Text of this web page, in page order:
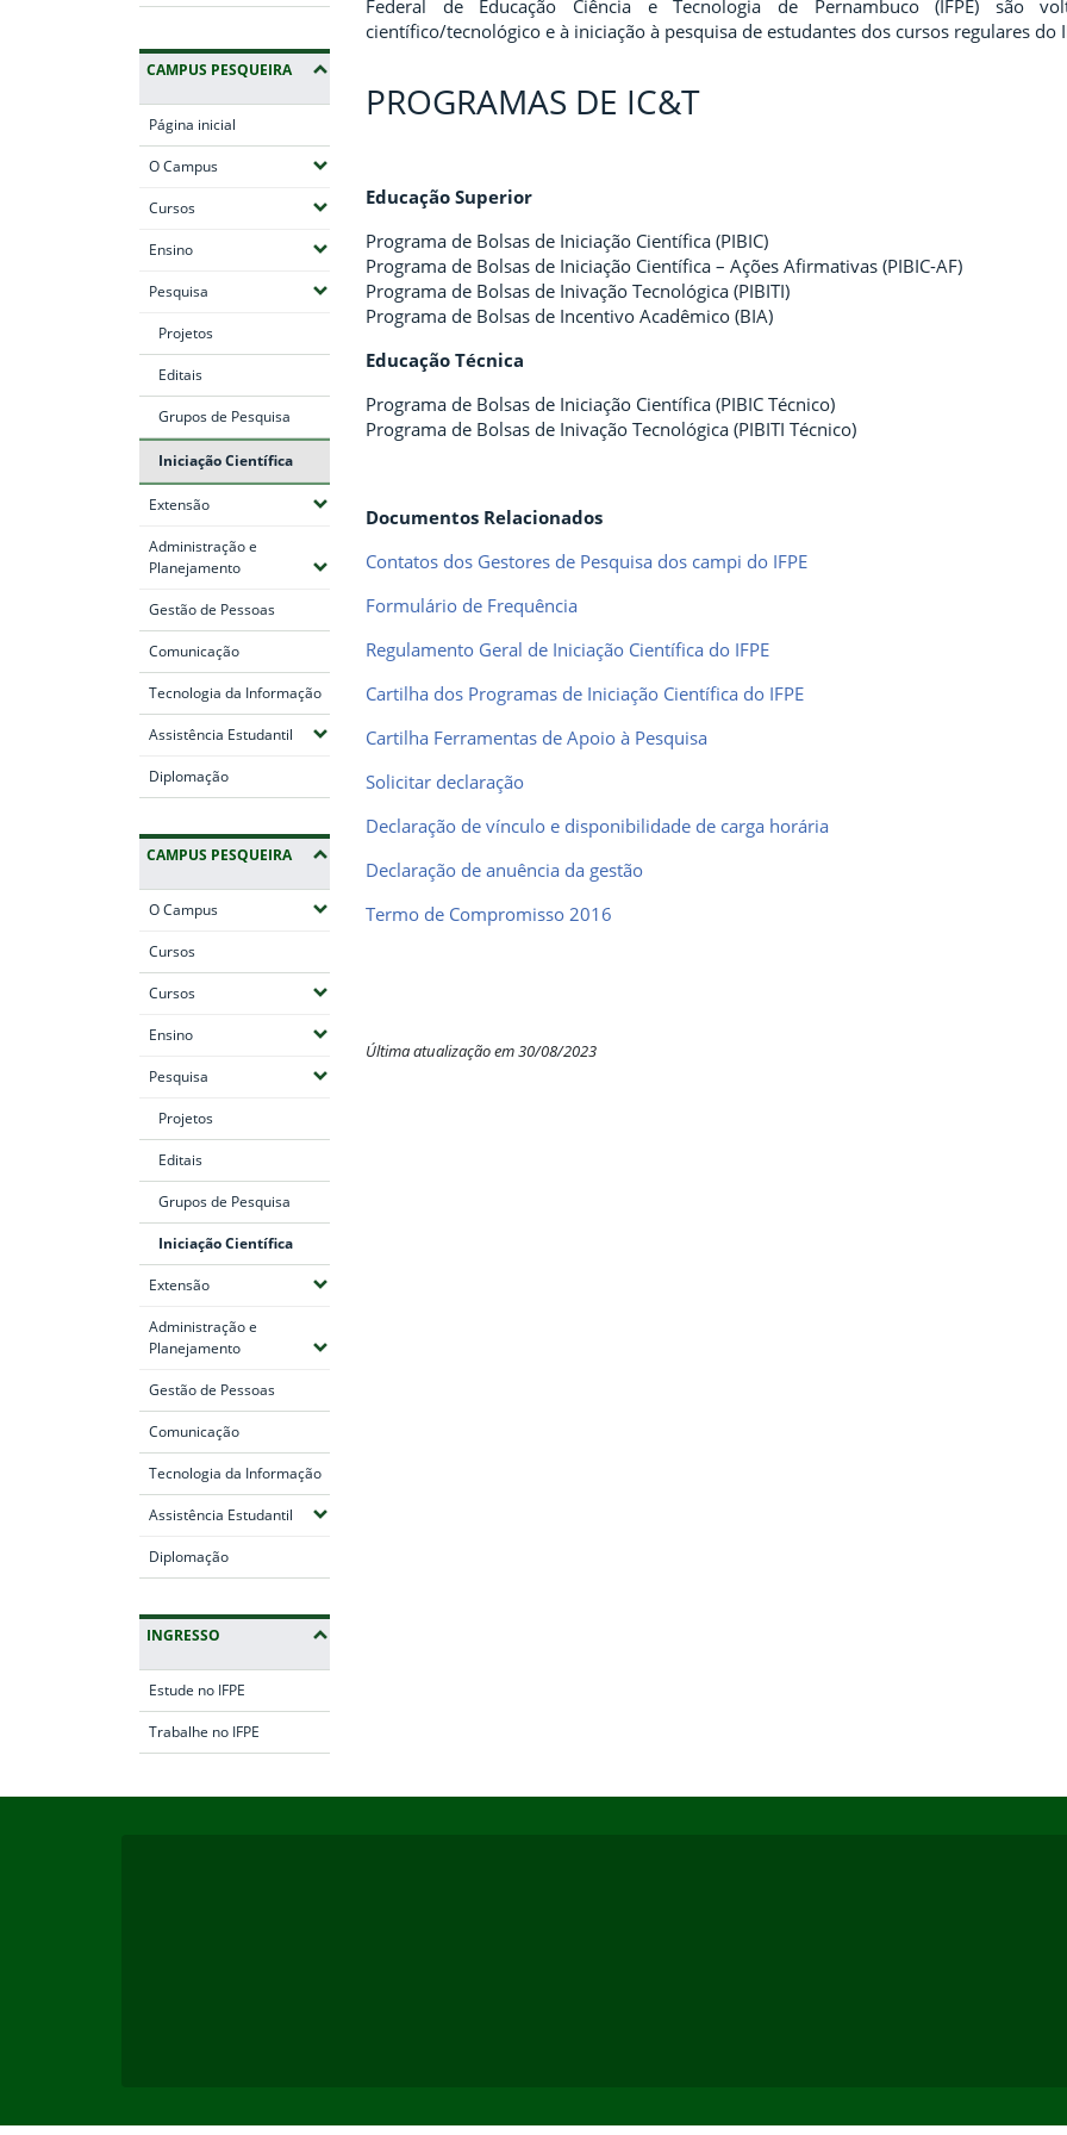
CAMPUS PESQUEIRA
Página inicial
O Campus(Expandir submenus)
Cursos(Expandir submenus)
Ensino(Expandir submenus)
Pesquisa (Expandir submenus)
Projetos
Editais
Grupos de Pesquisa
Iniciação Científica
Extensão(Expandir submenus)
Administração e
Planejamento(Expandir submenus)
Gestão de Pessoas
Comunicação
Tecnologia da Informação
Assistência Estudantil (Expandir submenus)
Diplomação
CAMPUS PESQUEIRA
O Campus(Expandir submenus)
Cursos
Cursos(Expandir submenus)
Ensino(Expandir submenus)
Pesquisa (Expandir submenus)
Projetos
Editais
Grupos de Pesquisa
Iniciação Científica
Extensão(Expandir submenus)
Administração e
Planejamento(Expandir submenus)
Gestão de Pessoas
Comunicação
Tecnologia da Informação
Assistência Estudantil (Expandir submenus)
Diplomação
INGRESSO
Estude no IFPE
Trabalhe no IFPE
Federal de Educação Ciência e Tecnologia de Pernambuco (IFPE) são
científico/tecnológico e à iniciação à pesquisa de estudantes dos cursos regulares do
PROGRAMAS DE IC&T
Educação Superior
Programa de Bolsas de Iniciação Científica (PIBIC)
Programa de Bolsas de Iniciação Científica – Ações Afirmativas (PIBIC-AF)
Programa de Bolsas de Inivação Tecnológica (PIBITI)
Programa de Bolsas de Incentivo Acadêmico (BIA)
Educação Técnica
Programa de Bolsas de Iniciação Científica (PIBIC Técnico)
Programa de Bolsas de Inivação Tecnológica (PIBITI Técnico)
Documentos Relacionados
Contatos dos Gestores de Pesquisa dos campi do IFPE
Formulário de Frequência
Regulamento Geral de Iniciação Científica do IFPE
Cartilha dos Programas de Iniciação Científica do IFPE
Cartilha Ferramentas de Apoio à Pesquisa
Solicitar declaração
Declaração de vínculo e disponibilidade de carga horária
Declaração de anuência da gestão
Termo de Compromisso 2016
Última atualização em 30/08/2023